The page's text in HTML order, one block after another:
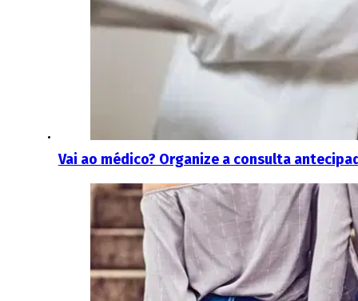
Vai ao médico? Organize a consulta